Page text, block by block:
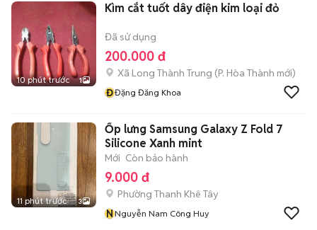
10 phút trước 1
Kìm cắt tuốt dây điện kim loại đỏ
Đã sử dụng
200.000 đ
Xã Long Thành Trung (P. Hòa Thành mới)
ĐĐặng Đăng Khoa
11 phút trước 3
Ốp lưng Samsung Galaxy Z Fold 7
Silicone Xanh mint
Mới Còn bảo hành
9.000 đ
Phường Thanh Khê Tây
NNguyễn Nam Công Huy